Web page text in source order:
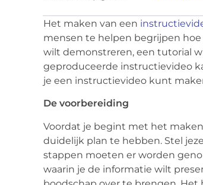
Het maken van een
mensen te helpen begrijpen
wilt demonstreren, een tutorial
geproduceerde instructievideo
je een instructievideo kunt
De voorbereiding
Voordat je begint met het
duidelijk plan te hebben. Stel
stappen moeten er worden
waarin je de informatie wilt